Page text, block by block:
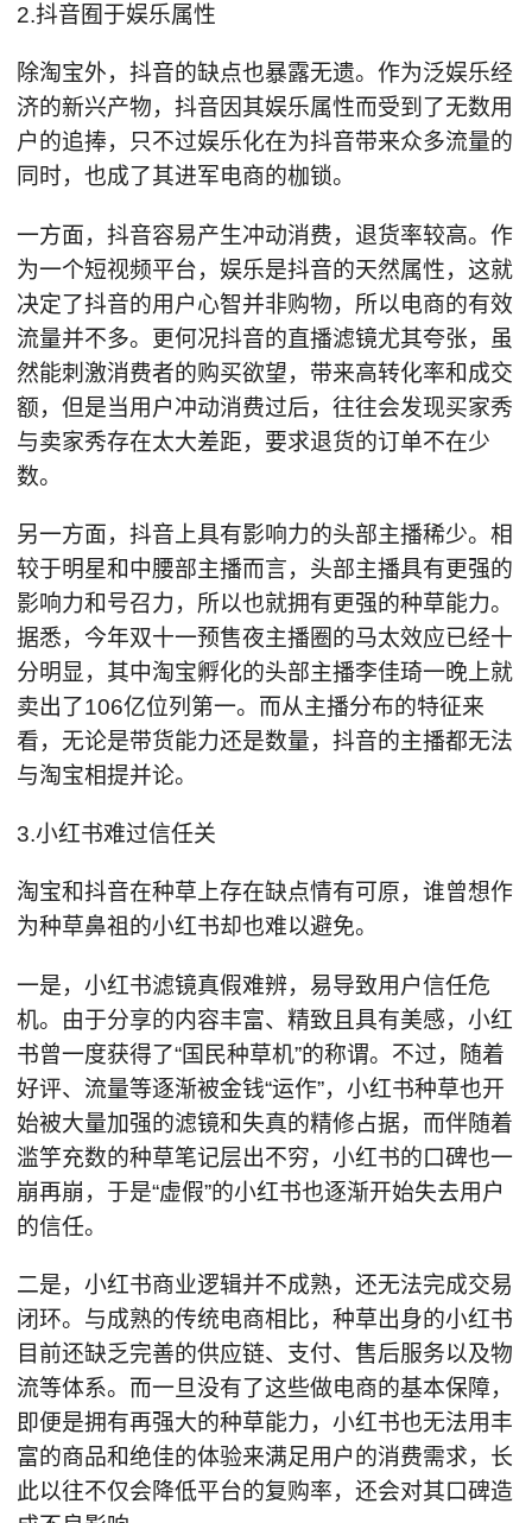
2.抖音囿于娱乐属性
除淘宝外，抖音的缺点也暴露无遗。作为泛娱乐经
济的新兴产物，抖音因其娱乐属性而受到了无数用
户的追捧，只不过娱乐化在为抖音带来众多流量的
同时，也成了其进军电商的枷锁。
一方面，抖音容易产生冲动消费，退货率较高。作
为一个短视频平台，娱乐是抖音的天然属性，这就
决定了抖音的用户心智并非购物，所以电商的有效
流量并不多。更何况抖音的直播滤镜尤其夸张，虽
然能刺激消费者的购买欲望，带来高转化率和成交
额，但是当用户冲动消费过后，往往会发现买家秀
与卖家秀存在太大差距，要求退货的订单不在少
数。
另一方面，抖音上具有影响力的头部主播稀少。相
较于明星和中腰部主播而言，头部主播具有更强的
影响力和号召力，所以也就拥有更强的种草能力。
据悉，今年双十一预售夜主播圈的马太效应已经十
分明显，其中淘宝孵化的头部主播李佳琦一晚上就
卖出了106亿位列第一。而从主播分布的特征来
看，无论是带货能力还是数量，抖音的主播都无法
与淘宝相提并论。
3.小红书难过信任关
淘宝和抖音在种草上存在缺点情有可原，谁曾想作
为种草鼻祖的小红书却也难以避免。
一是，小红书滤镜真假难辨，易导致用户信任危
机。由于分享的内容丰富、精致且具有美感，小红
书曾一度获得了“国民种草机”的称谓。不过，随着
好评、流量等逐渐被金钱“运作”，小红书种草也开
始被大量加强的滤镜和失真的精修占据，而伴随着
滥竽充数的种草笔记层出不穷，小红书的口碑也一
崩再崩，于是“虚假”的小红书也逐渐开始失去用户
的信任。
二是，小红书商业逻辑并不成熟，还无法完成交易
闭环。与成熟的传统电商相比，种草出身的小红书
目前还缺乏完善的供应链、支付、售后服务以及物
流等体系。而一旦没有了这些做电商的基本保障，
即便是拥有再强大的种草能力，小红书也无法用丰
富的商品和绝佳的体验来满足用户的消费需求，长
此以往不仅会降低平台的复购率，还会对其口碑造